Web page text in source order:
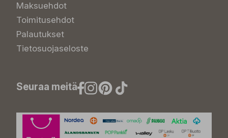
Maksuehdot
Toimitusehdot
Palautukset
Tietosuojaseloste
Seuraa meitä